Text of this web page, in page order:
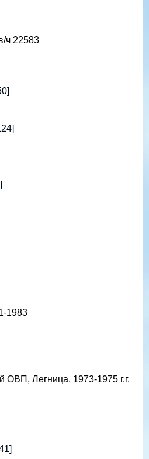
ч 22583
1983
ОВП, Легница. 1973-1975 г.г.